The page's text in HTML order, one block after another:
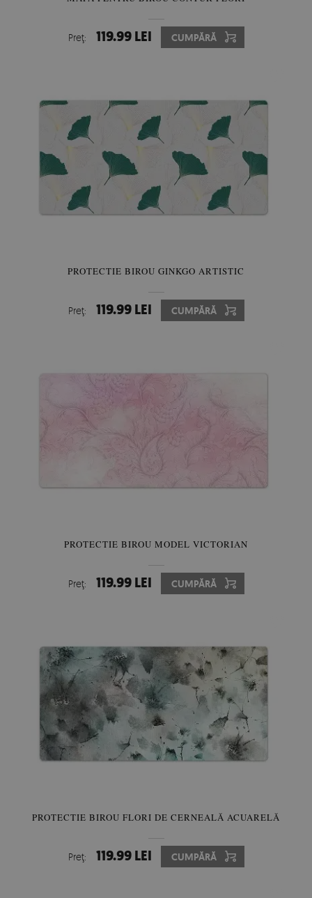
Preţ: 119.99 LEI CUMPĂRĂ
PROTECTIE BIROU GINKGO ARTISTIC
Preţ: 119.99 LEI CUMPĂRĂ
PROTECTIE BIROU MODEL VICTORIAN
Preţ: 119.99 LEI CUMPĂRĂ
PROTECTIE BIROU FLORI DE CERNEALĂ ACUARELĂ
Preţ: 119.99 LEI CUMPĂRĂ